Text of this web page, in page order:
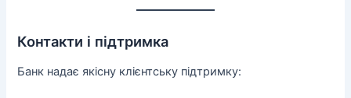
Контакти і підтримка
Банк надає якісну клієнтську підтримку: